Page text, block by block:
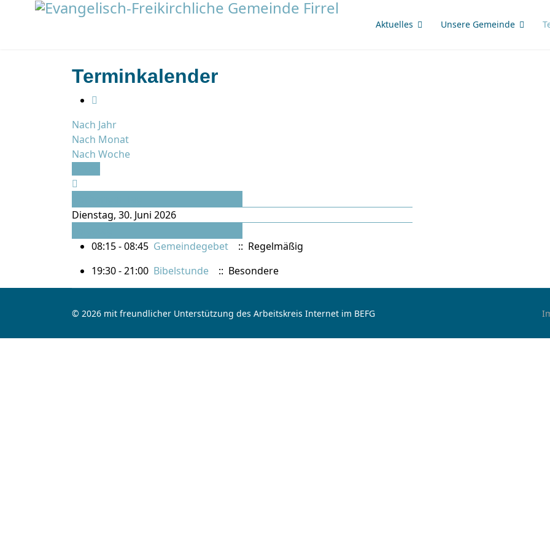
Aktuelles Unsere Gemeinde
Terminkalender
Nach Jahr
Nach Monat
Nach Woche
Dienstag, 30. Juni 2026
08:15 - 08:45 Gemeindegebet
:: Regelmäßig
19:30 - 21:00 Bibelstunde :: Besondere
© 2026 mit freundlicher Unterstützung des Arbeitskreis Internet im BEFG